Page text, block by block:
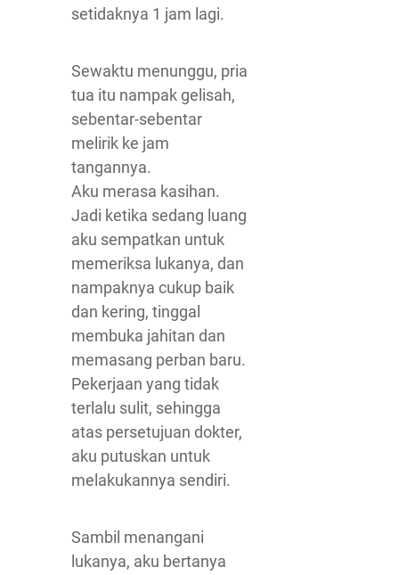
setidaknya 1 jam lagi.
Sewaktu menunggu, pria
tua itu nampak gelisah,
sebentar-sebentar
melirik ke jam
tangannya.
Aku merasa kasihan.
Jadi ketika sedang luang
aku sempatkan untuk
memeriksa lukanya, dan
nampaknya cukup baik
dan kering, tinggal
membuka jahitan dan
memasang perban baru.
Pekerjaan yang tidak
terlalu sulit, sehingga
atas persetujuan dokter,
aku putuskan untuk
melakukannya sendiri.
Sambil menangani
lukanya, aku bertanya